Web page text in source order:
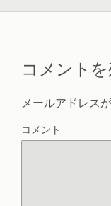
コメント
メールアドレス
コメント